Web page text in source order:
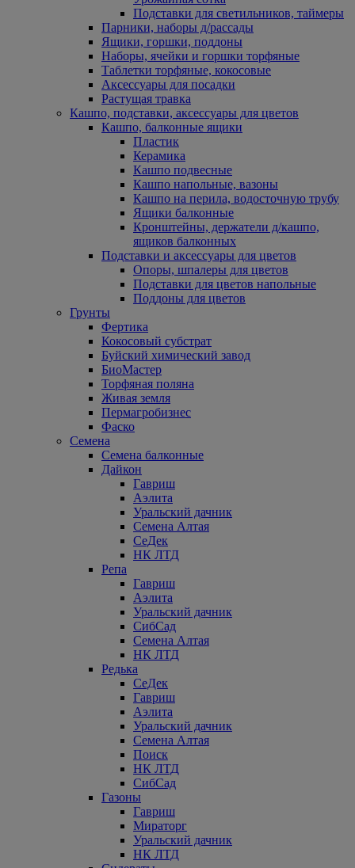
Подставки для светильников, таймеры
Парники, наборы д/рассады
Ящики, горшки, поддоны
Наборы, ячейки и горшки торфяные
Таблетки торфяные, кокосовые
Аксессуары для посадки
Растущая травка
Кашпо, подставки, аксессуары для цветов
Кашпо, балконные ящики
Пластик
Керамика
Кашпо подвесные
Кашпо напольные, вазоны
Кашпо на перила, водосточную трубу
Ящики балконные
Кронштейны, держатели д/кашпо,
ящиков балконных
Подставки и аксессуары для цветов
Опоры, шпалеры для цветов
Подставки для цветов напольные
Поддоны для цветов
Грунты
Фертика
Кокосовый субстрат
Буйский химический завод
БиоМастер
Торфяная поляна
Живая земля
Пермагробизнес
Фаско
Семена
Семена балконные
Дайкон
Гавриш
Аэлита
Уральский дачник
Семена Алтая
СеДек
НК ЛТД
Репа
Гавриш
Аэлита
Уральский дачник
СибСад
Семена Алтая
НК ЛТД
Редька
СеДек
Гавриш
Аэлита
Уральский дачник
Семена Алтая
Поиск
НК ЛТД
СибСад
Газоны
Гавриш
Мираторг
Уральский дачник
НК ЛТД